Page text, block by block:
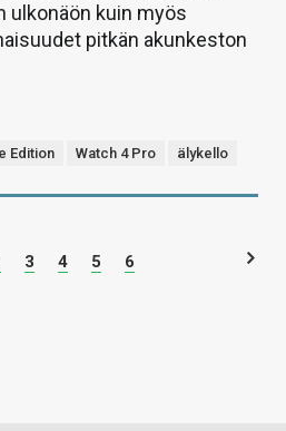
ulkonäön kuin myös
pitkän akunkeston
Edition Watch 4 Pro älykello
3 4 5 6